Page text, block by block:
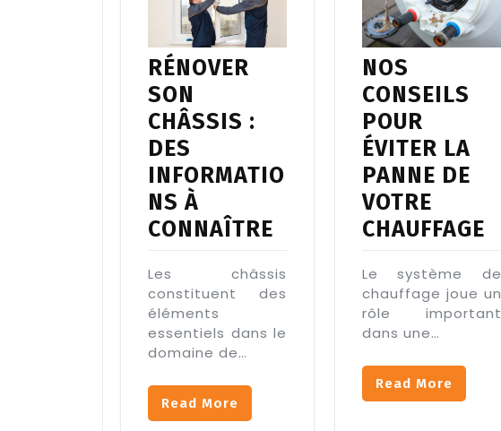
RÉNOVER
SON
CHÂSSIS :
DES
INFORMATIO
NS À
CONNAÎTRE
Les châssis
constituent des
éléments
essentiels dans le
domaine de…
Read More
NOS
CONSEILS
POUR
ÉVITER LA
PANNE DE
VOTRE
CHAUFFAGE
Le système de
chauffage joue un
rôle important
dans une…
Read More